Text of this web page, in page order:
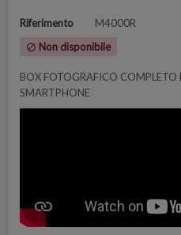
Riferimento M4000R
block Non disponibile
BOX FOTOGRAFICO COMPLETO
SMARTPHONE